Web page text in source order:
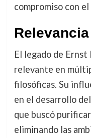
compromiso con
El legado de
relevante en
filosóficas. Su
en el desarrollo del
que buscó
eliminando las